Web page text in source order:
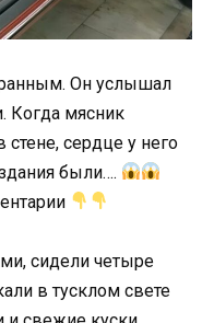
Он услышал
Когда мясник
стене, сердце у него
были….
сидели четыре
в тусклом свете